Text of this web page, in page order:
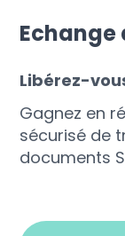
Echange
Libérez-
Gagnez en
sécurisé de
documents